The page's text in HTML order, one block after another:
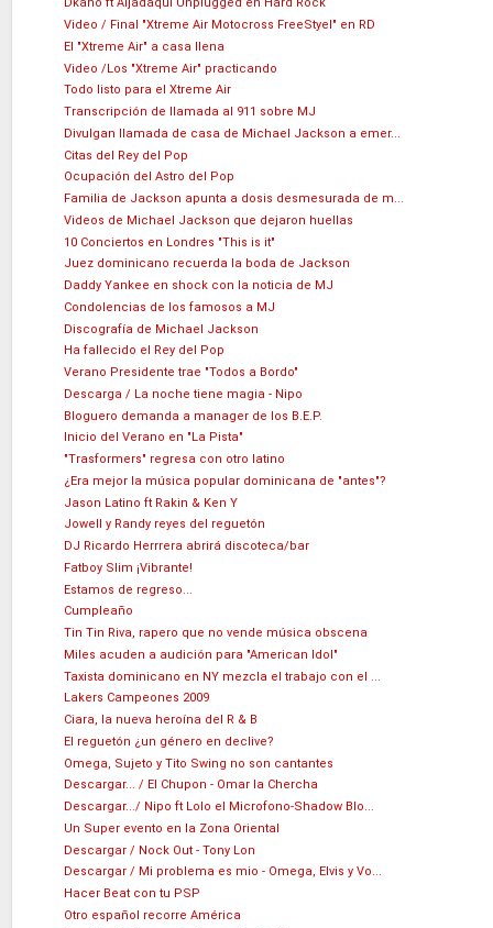
Dkano ft Aljadaqui Unplugged en Hard Rock
Video / Final "Xtreme Air Motocross FreeStyel" en RD
El "Xtreme Air" a casa llena
Video /Los "Xtreme Air" practicando
Todo listo para el Xtreme Air
Transcripción de llamada al 911 sobre MJ
Divulgan llamada de casa de Michael Jackson a emer...
Citas del Rey del Pop
Ocupación del Astro del Pop
Familia de Jackson apunta a dosis desmesurada de m...
Videos de Michael Jackson que dejaron huellas
10 Conciertos en Londres "This is it"
Juez dominicano recuerda la boda de Jackson
Daddy Yankee en shock con la noticia de MJ
Condolencias de los famosos a MJ
Discografía de Michael Jackson
Ha fallecido el Rey del Pop
Verano Presidente trae "Todos a Bordo"
Descarga / La noche tiene magia - Nipo
Bloguero demanda a manager de los B.E.P.
Inicio del Verano en "La Pista"
"Trasformers" regresa con otro latino
¿Era mejor la música popular dominicana de "antes"?
Jason Latino ft Rakin & Ken Y
Jowell y Randy reyes del reguetón
DJ Ricardo Herrrera abrirá discoteca/bar
Fatboy Slim ¡Vibrante!
Estamos de regreso...
Cumpleaño
Tin Tin Riva, rapero que no vende música obscena
Miles acuden a audición para "American Idol"
Taxista dominicano en NY mezcla el trabajo con el ...
Lakers Campeones 2009
Ciara, la nueva heroína del R & B
El reguetón ¿un género en declive?
Omega, Sujeto y Tito Swing no son cantantes
Descargar... / El Chupon - Omar la Chercha
Descargar.../ Nipo ft Lolo el Microfono-Shadow Blo...
Un Super evento en la Zona Oriental
Descargar / Nock Out - Tony Lon
Descargar / Mi problema es mio - Omega, Elvis y Vo...
Hacer Beat con tu PSP
Otro español recorre América